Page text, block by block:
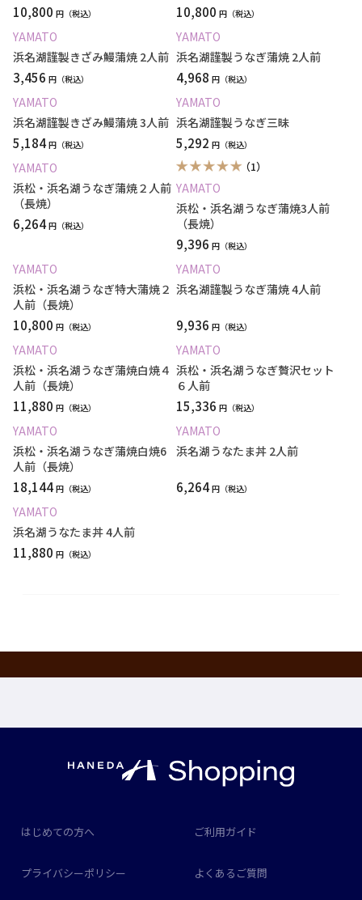
10,800 円 10,800 円
YAMATO
浜名湖謹製きざみ鰻蒲焼 2人前
3,456 円
YAMATO
浜名湖謹製うなぎ蒲焼 2人前
4,968 円
YAMATO
浜名湖謹製きざみ鰻蒲焼 3人前
5,184円
YAMATO
浜名湖謹製うなぎ三昧
5,292 円
YAMATO
浜松・浜名湖うなぎ蒲焼２人前
（長焼）
6,264円
（1）
YAMATO
浜松・浜名湖うなぎ蒲焼3人前
（長焼）
9,396 円
YAMATO
浜松・浜名湖うなぎ特大蒲焼２
人前（長焼）
10,800 円
YAMATO
浜名湖謹製うなぎ蒲焼 4人前
9,936 円
YAMATO
浜松・浜名湖うなぎ蒲焼白焼４
人前（長焼）
11,880 円
YAMATO
浜松・浜名湖うなぎ贅沢セット
６人前
15,336 円
YAMATO
浜松・浜名湖うなぎ蒲焼白焼6
人前（長焼）
18,144円
YAMATO
浜名湖うなたま丼 2人前
6,264円
YAMATO
浜名湖うなたま丼 4人前
11,880 円
はじめての方へ ご利用ガイド
プライバシーポリシー よくあるご質問